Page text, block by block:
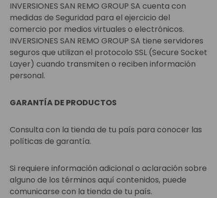
INVERSIONES SAN REMO GROUP SA cuenta con
medidas de Seguridad para el ejercicio del
comercio por medios virtuales o electrónicos.
INVERSIONES SAN REMO GROUP SA tiene servidores
seguros que utilizan el protocolo SSL (Secure Socket
Layer) cuando transmiten o reciben información
personal.
GARANTÍA DE PRODUCTOS
Consulta con la tienda de tu país para conocer las
políticas de garantía.
Si requiere información adicional o aclaración sobre
alguno de los términos aquí contenidos, puede
comunicarse con la tienda de tu país.